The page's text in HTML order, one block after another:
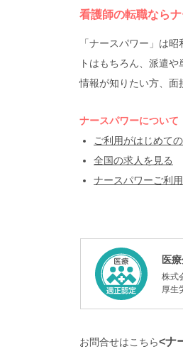
看護師の転職なら
「ナースパワー」は
トはもちろん、派遣
情報が知りたい方、面
ナースパワーについて
ご利用がはじめて
全国の求人を見る
ナースパワーご利
医
株式
厚生
お問合せはこちら<ナ